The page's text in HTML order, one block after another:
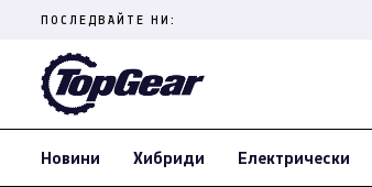
content
(Press
ПОСЛЕДВАЙТЕ НИ:
Новини Хибриди Електрически